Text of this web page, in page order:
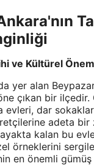
ve Kültürel
yer alan
çıkan bir ilçedir.
dar
adeta
ayakta kalan bu
örneklerini
en önemli